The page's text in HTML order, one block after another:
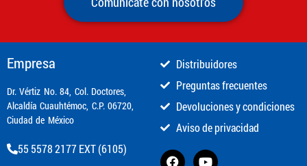
Empresa
​Dr. Vértiz No. 84, Col. Doctores,
Alcaldía Cuauhtémoc, C.P. 06720,
Ciudad de México
55 5578 2177 EXT (6105)
Distribuidores
Preguntas frecuentes
Devoluciones y condiciones
Aviso de privacidad